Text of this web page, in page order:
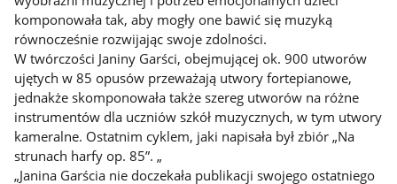
komponowała tak, aby mogły one bawić się muzyką
równocześnie rozwijając swoje zdolności.
W twórczości Janiny Garści, obejmującej ok. 900 utworów
ujętych w 85 opusów przeważają utwory fortepianowe,
jednakże skomponowała także szereg utworów na różne
instrumentów dla uczniów szkół muzycznych, w tym utwory
kameralne. Ostatnim cyklem, jaki napisała był zbiór „Na
strunach harfy op. 85”. „
„Janina Garścia nie doczekała publikacji swojego ostatniego